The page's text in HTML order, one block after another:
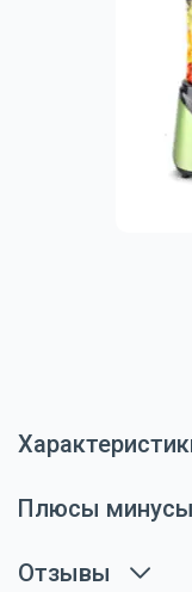
Плюсы минусы
Отзывы